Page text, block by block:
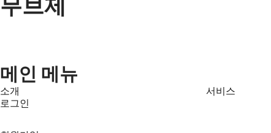
무브제
메인 메뉴
소개 서비스
로그인